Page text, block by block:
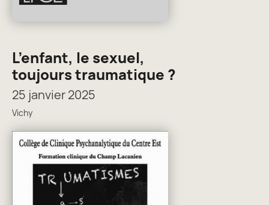
L’enfant, le sexuel,
toujours traumatique ?
25 janvier 2025
Vichy